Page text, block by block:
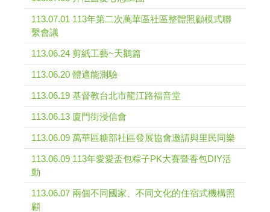
113.07.01 113年第二次萬華區社區整體照顧模式聯
繫會議
113.06.24 剪紙工藝~天鵝篇
113.06.20 體適能測驗
113.06.19 基督教台北市龍江路福音堂
113.06.13 廈門街浸信會
113.06.09 萬華區糖部社區發展協會邀請與里民同樂
113.06.09 113年愛愛盃包粽子PK大賽暨香包DIY活
動
113.06.07 兩個不同國家、不同文化的住宿式機構照
顧